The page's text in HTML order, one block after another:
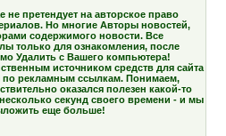
не претендует на авторское право
Но многие Авторы новостей,
содержимого новости. Все
только для ознакомления, после
Удалить с Вашего компьютера!
источником средств для сайта
рекламным ссылкам. Понимаем,
оказался полезен какой-то
секунд своего времени - и мы
еще больше!